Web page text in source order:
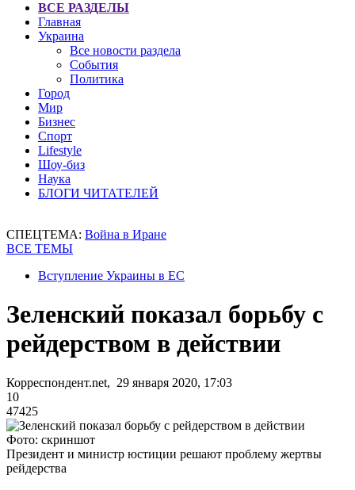
ВСЕ РАЗДЕЛЫ
Главная
Украина
Все новости раздела
События
Политика
Город
Мир
Бизнес
Спорт
Lifestyle
Шоу-биз
Наука
БЛОГИ ЧИТАТЕЛЕЙ
СПЕЦТЕМА: Война в Иране
ВСЕ ТЕМЫ
Вступление Украины в ЕС
Зеленский показал борьбу с
рейдерством в действии
Корреспондент.net, 29 января 2020, 17:03
10
47425
Фото: скриншот
Президент и министр юстиции решают проблему жертвы
рейдерства